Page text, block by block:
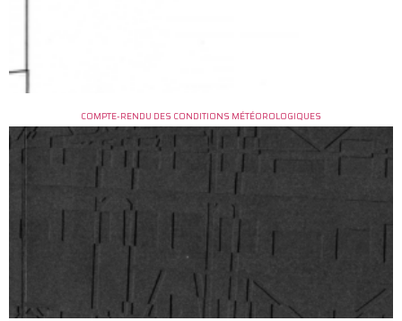
COMPTE-RENDU DES CONDITIONS MÉTÉOROLOGIQUES